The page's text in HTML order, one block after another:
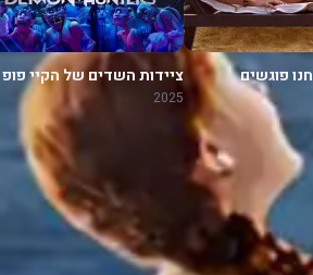
פוגשים
ציידות השדים של הקיי פופ
2025